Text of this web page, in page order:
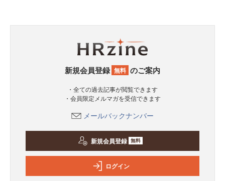
新規会員登録 無料 のご案内
・全ての過去記事が閲覧できます
・会員限定メルマガを受信できます
メールバックナンバー
新規会員登録 無料
ログイン